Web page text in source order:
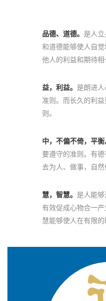
品德、道德。 是人
和道德能够使人自
他人的利益和期待相
益，利益。 是朗进
准则。而长久的利
则。
中，不偏不倚，平衡
要遵守的准则。有德
去为人、做事，自然
慧，智慧。 是人能
有效促成心物合一
慧能够使人在有限的